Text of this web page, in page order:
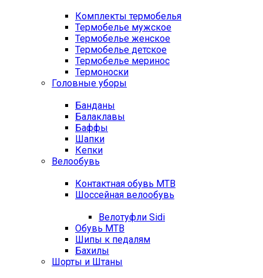
Комплекты термобелья
Термобелье мужское
Термобелье женское
Термобелье детское
Термобелье меринос
Термоноски
Головные уборы
Банданы
Балаклавы
Баффы
Шапки
Кепки
Велообувь
Контактная обувь MTB
Шоссейная велообувь
Велотуфли Sidi
Обувь MTB
Шипы к педалям
Бахилы
Шорты и Штаны